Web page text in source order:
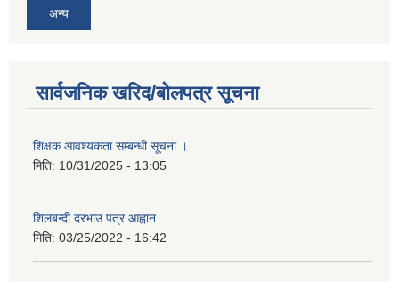
अन्य
सार्वजनिक खरिद/बोलपत्र सूचना
शिक्षक आवश्यकता सम्बन्धी सूचना ।
मिति: 10/31/2025 - 13:05
शिलबन्दी दरभाउ पत्र आह्वान
मिति: 03/25/2022 - 16:42